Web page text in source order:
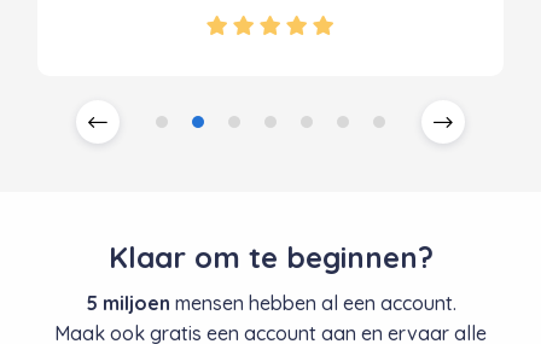
Klaar om te beginnen?
5 miljoen mensen hebben al een account.
Maak ook gratis een account aan en ervaar alle